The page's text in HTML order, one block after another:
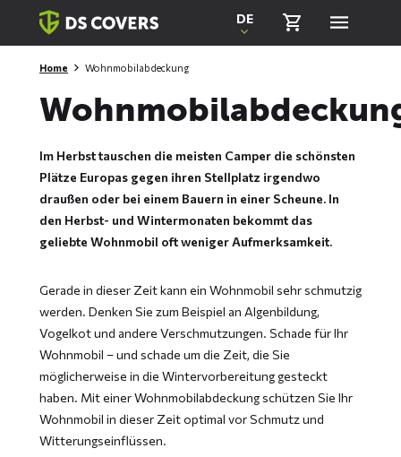
Skiplinks
DE
Home Wohnmobilabdeckung
Im Herbst tauschen die meisten Camper die schönsten
Plätze Europas gegen ihren Stellplatz irgendwo
draußen oder bei einem Bauern in einer Scheune. In
den Herbst- und Wintermonaten bekommt das
geliebte Wohnmobil oft weniger Aufmerksamkeit.
Gerade in dieser Zeit kann ein Wohnmobil sehr schmutzig
werden. Denken Sie zum Beispiel an Algenbildung,
Vogelkot und andere Verschmutzungen. Schade für Ihr
Wohnmobil – und schade um die Zeit, die Sie
möglicherweise in die Wintervorbereitung gesteckt
haben. Mit einer Wohnmobilabdeckung schützen Sie Ihr
Wohnmobil in dieser Zeit optimal vor Schmutz und
Witterungseinflüssen.